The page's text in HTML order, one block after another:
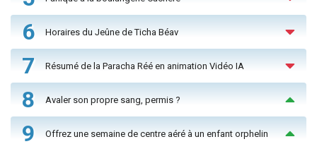
6 Horaires du Jeûne de Ticha Béav
7 Résumé de la Paracha Réé en animation Vidéo IA
8 Avaler son propre sang, permis ?
9 Offrez une semaine de centre aéré à un enfant orphelin